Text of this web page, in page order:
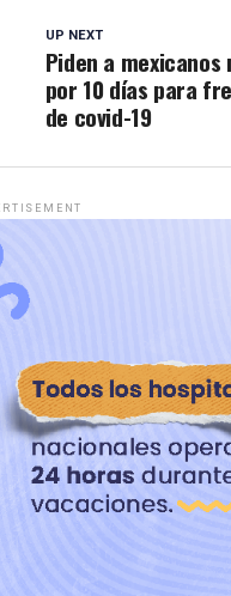
UP NEXT
Piden a
por 10 días para
de covid-19